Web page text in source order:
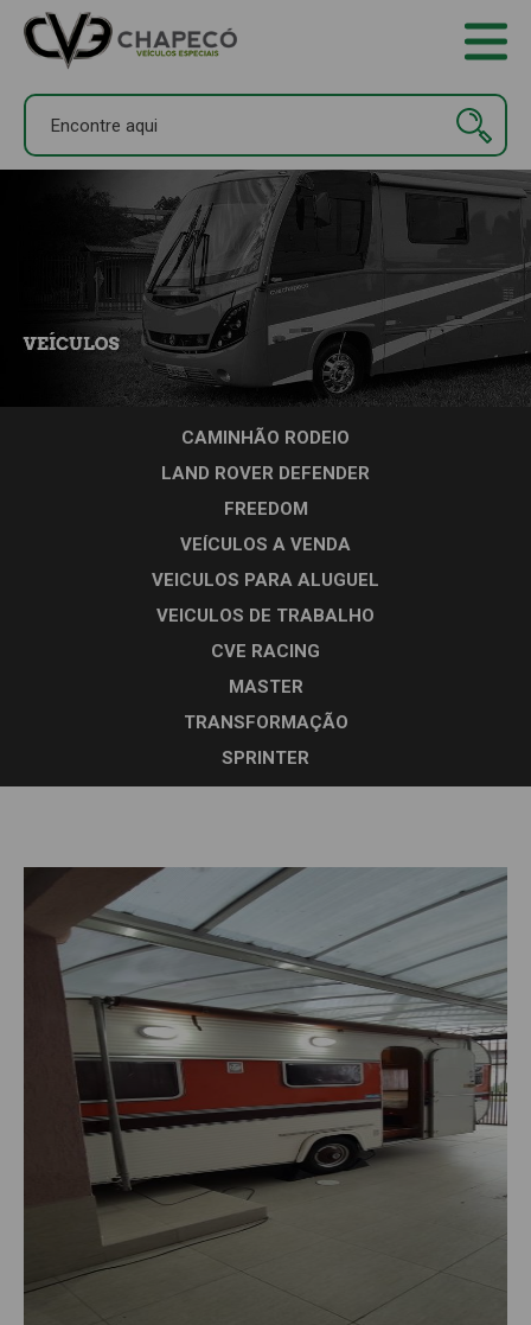
INICIAL
TOUR VIRTUAL
QUEM SOMOS
VEICULOS
CONTATO
LOCAÇÃO DE MOTORHOME
CAMINHÃO RODEIO
LAND ROVER DEFENDER
FREEDOM
VEÍCULOS A VENDA
VEICULOS PARA ALUGUEL
VEICULOS DE TRABALHO
CVE RACING
MASTER
TRANSFORMAÇÃO
SPRINTER